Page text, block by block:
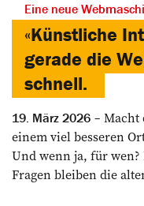
Eine neue
«Künstliche
gerade die
schnell.
19. März 2026
Macht
einem viel besseren
Und wenn ja, für
Fragen bleiben die